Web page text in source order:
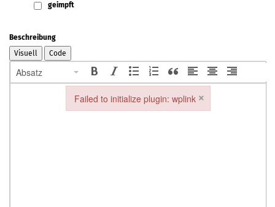
geimpft
Beschreibung
Visuell
Code
Absatz
Failed to initialize plugin: wplink ×
Failed to initialize plugin: wplink